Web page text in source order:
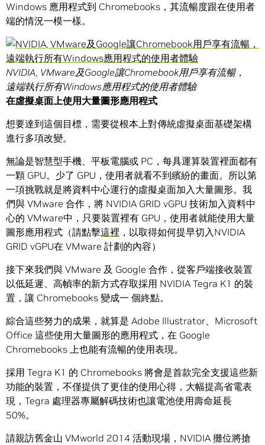
Windows 應用程式到 Chromebooks，其流暢度跟在使用者
端的情況一模一樣。
NVIDIA, VMware及Google讓Chromebook用戶享有流暢，
遠端執行所有Windows應用程式的使用者體驗
在虛擬桌面上使用大量圖形應用程式
想要達到這個目標，需要從根本上對傳統虛擬桌面基礎架構
進行多項改變。
無論是智慧型手機、平板電腦或 PC，每具運算裝置裡面都有
一顆 GPU。少了 GPU，使用者就看不到繽紛的畫面。所以第
一項挑戰就是將資料中心運行的虛擬桌面加入大量圖形。我
們與 VMware 合作，將 NVIDIA GRID vGPU 技術加入資料中
心的 VMware中，只要裝置裡有 GPU，使用者就能使用大量
圖形應用程式（請點擊這裡 ，以取得如何提早切入NVIDIA
GRID vGPU在 VMware 計劃的內容）
接下來我們與 VMware 及 Google 合作，從客戶端接收裝置
以低延遲、高幀率的新方式存取採用 NVIDIA Tegra K1 的裝
置，讓 Chromebooks 變成一 個終點。
綜合這些努力的成果，就算是 Adobe Illustrator、Microsoft
Office 這些使用大量圖形的應用程式，在 Google
Chromebooks 上也能有流暢的使用表現。
採用 Tegra K1 的 Chromebooks 將會是首款完全支援這些新
功能的裝置，不僅提供了更佳的使用心得，大幅提高省電表
現，Tegra 處理器專屬解碼技術也讓電池使用壽命延長
50%。
請親訪舊金山 VMworld 2014 活動現場，NVIDIA 攤位將搶